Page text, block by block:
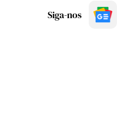
Siga-nos